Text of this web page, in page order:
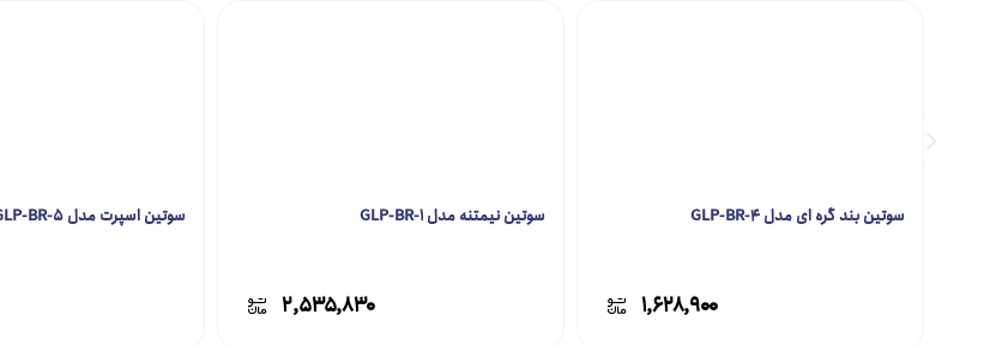
سوتین بند گره ای مدل GLP-BR-4
۱,۶۲۸,۹۰۰
سوتین نیمتنه مدل GLP-BR-1
۲,۵۳۵,۸۳۰
سوتین اسپرت مدل GLP-BR-5